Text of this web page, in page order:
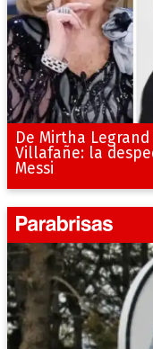
De Mirtha
Villafañe: la
Messi